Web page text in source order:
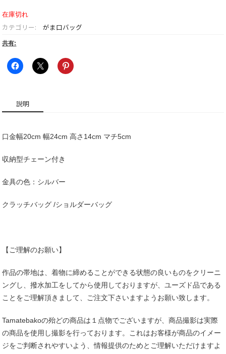
在庫切れ
カテゴリー: がま口バッグ
共有:
説明
口金幅20cm 幅24cm 高さ14cm マチ5cm
収納型チェーン付き
金具の色：シルバー
クラッチバッグ /ショルダーバッグ
【ご理解のお願い】
作品の帯地は、着物に締めることができる状態の良いものをクリーニ
ングし、撥水加工をしてから使用しておりますが、ユーズド品である
ことをご理解頂きまして、ご注文下さいますようお願い致します。
Tamatebakoの殆どの商品は１点物でございますが、商品撮影は実際
の商品を使用し撮影を行っております。これはお客様が商品のイメー
ジをご判断されやすいよう、情報提供のためとご理解いただけますよ